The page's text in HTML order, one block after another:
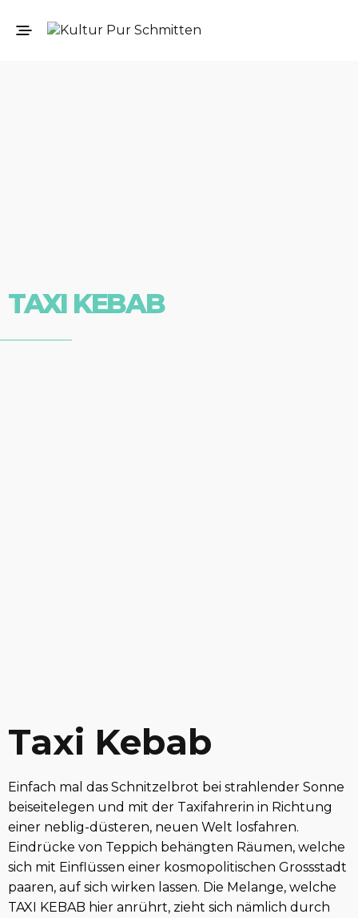
TAXI KEBAB
Taxi Kebab
Einfach mal das Schnitzelbrot bei strahlender Sonne
beiseitelegen und mit der Taxifahrerin in Richtung
einer neblig-düsteren, neuen Welt losfahren.
Eindrücke von Teppich behängten Räumen, welche
sich mit Einflüssen einer kosmopolitischen Grossstadt
paaren, auf sich wirken lassen. Die Melange, welche
TAXI KEBAB hier anrührt, zieht sich nämlich durch